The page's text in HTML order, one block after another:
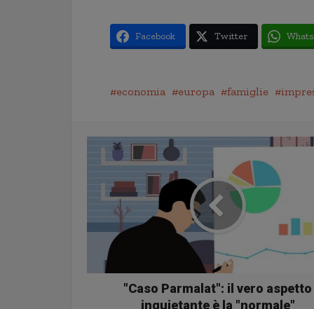
Facebook Twitter
economia europa famiglie
"Caso Parmalat": il vero aspetto
inquietante è la "normale"